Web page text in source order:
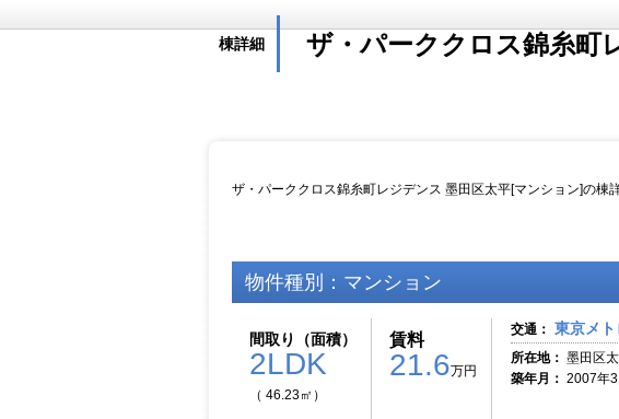
棟詳細 ザ・パーククロス錦糸町
ザ・パーククロス錦糸町レジデンス 墨田区太平[マンション]の棟
物件種別：マンション
間取り（面積）
2LDK
（ 46.23㎡）
賃料
21.6万円
交通： 東京メ
所在地： 墨田区
築年月： 2007年3